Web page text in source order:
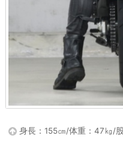
身長：155㎝/体重：47㎏/